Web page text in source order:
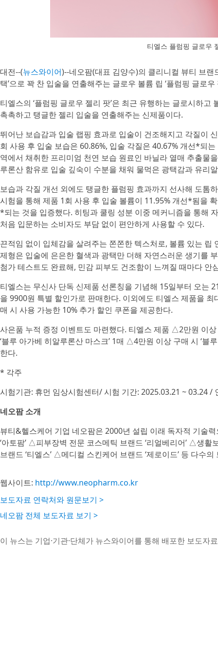
티엘스 플럼핑 글로우
대전--(뉴스와이어)--네오팜(대표 김양수)의 클리니컬 뷰티 브랜
택’으로 꽉 찬 입술을 연출해주는 글로우 볼륨 립 ‘플럼핑 글로
티엘스의 ‘플럼핑 글로우 젤리 팟’은 최근 유행하는 글로시하
촉촉하고 탱글한 젤리 입술을 연출해주는 신제품이다.
뛰어난 보습감과 입술 랩핑 효과로 입술이 건조해지고 각질이
회 사용 후 입술 보습은 60.86%, 입술 각질은 40.67% 개선*되
역에서 채취한 프리미엄 천연 보습 원료인 바닐라 열매 추출물
루론산 함유로 입술 깊숙이 수분을 채워 물먹은 광택감과 유리
보습과 각질 개선 외에도 탱글한 플럼핑 효과까지 선사해 도톰
시험을 통해 제품 1회 사용 후 입술 볼륨이 11.95% 개선*됨을
*되는 것을 입증했다. 히팅과 쿨링 성분 이중 메커니즘을 통해
처음 입문하는 소비자도 부담 없이 편안하게 사용할 수 있다.
끈적임 없이 입체감을 살려주는 쫀쫀한 텍스처로, 볼륨 있는 립
제형은 입술에 은은한 혈색과 광택만 더해 자연스러운 생기를
첨가 테스트도 완료해, 민감 피부도 건조함이 느껴질 때마다 안
티엘스는 무신사 단독 신제품 선론칭을 기념해 15일부터 오는
을 9900원 특별 할인가로 판매한다. 이외에도 티엘스 제품을
매 시 사용 가능한 10% 추가 할인 쿠폰을 제공한다.
사은품 누적 증정 이벤트도 마련했다. 티엘스 제품 △2만원 이
‘블루 아가베 히알루론산 마스크’ 1매 △4만원 이상 구매 시 ‘블
한다.
* 각주
시험기관: 휴먼 임상시험센터/ 시험 기간: 2025.03.21 ~ 03.24 /
네오팜 소개
뷰티&헬스케어 기업 네오팜은 2000년 설립 이래 독자적 기술
‘아토팜’ △피부장벽 전문 코스메틱 브랜드 ‘리얼베리어’ △생
브랜드 ‘티엘스’ △메디컬 스킨케어 브랜드 ‘제로이드’ 등 다수
웹사이트: http://www.neopharm.co.kr
보도자료 연락처와 원문보기 >
네오팜 전체 보도자료 보기 >
이 뉴스는 기업·기관·단체가 뉴스와이어를 통해 배포한 보도자